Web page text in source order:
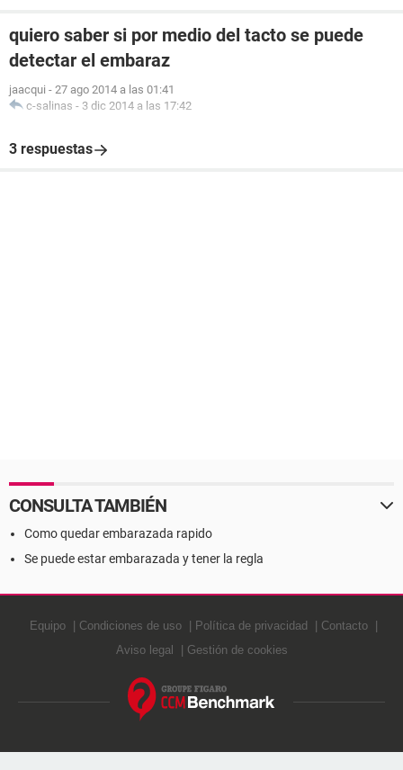
quiero saber si por medio del tacto se puede
detectar el embaraz
jaacqui - 27 ago 2014 a las 01:41
c-salinas - 3 dic 2014 a las 17:42
3 respuestas
CONSULTA TAMBIÉN
Como quedar embarazada rapido
Se puede estar embarazada y tener la regla
Equipo Condiciones de uso Política de privacidad
Contacto
Aviso legal
Gestión de cookies